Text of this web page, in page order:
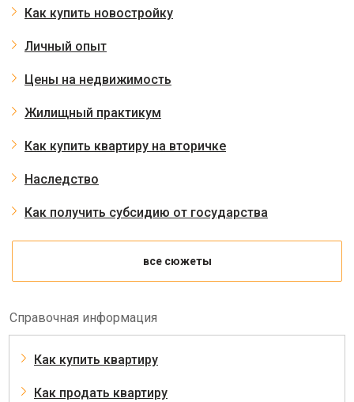
Как купить новостройку
Личный опыт
Цены на недвижимость
Жилищный практикум
Как купить квартиру на вторичке
Наследство
Как получить субсидию от государства
все сюжеты
Справочная информация
Как купить квартиру
Как продать квартиру